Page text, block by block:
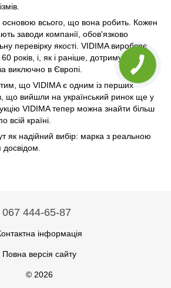
основою всього, що вона робить. Кожен
заводи компанії, обов'язково
перевірку якості. VIDIMA виробляє
років, і, як і раніше, дотримується
виключно в Європі.
що VIDIMA є одним із перших
що вийшли на український ринок ще у
VIDIMA тепер можна знайти більш
всій країні.
як надійний вибір: марка з реальною
досвідом.
067 444-65-87
інформація
Повна версія сайту
© 2026